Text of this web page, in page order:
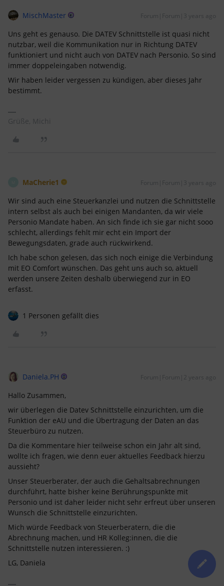
MischMaster Forum|Forum|3 years ago
Uns geht es genauso. Die DATEV Schnittstelle ist quasi nicht
nutzbar, weil die Kommunikation nur in Richtung DATEV
funktioniert und nicht auch von DATEV nach Personio. So sind
immer doppeleingaben notwendig.
Wir haben leider vergessen zu kündigen, aber dieses Jahr
bestimmt.
Grüße, Michi
MaCherie1 Forum|Forum|3 years ago
Wir sind auch eine Steuerkanzlei und nutzen die Schnittstelle
intern selbst als auch bei einigen Mandanten, da wir viele
Personio Mandate haben. An sich finde ich sie gar nicht sooo
schlecht, allerdings fehlt mir echt ein Import der
Bewegungsdaten, grade auch rückwirkend.
Ich habe schon gelesen, das sich noch einige die Verbindung
mit EO Comfort wünschen. Das geht uns auch so, aktuell
werden unsere Zeiten deshalb überwiegend zur in EO
erfasst.
1 Personen gefällt dies
Daniela.PH Forum|Forum|2 years ago
Hallo Zusammen,
wir überlegen die Datev Schnittstelle einzurichten, um die
Funktion der eAU und die Übertragung der Daten an das
Steuerbüro zu nutzen.
Da die Kommentare hier teilweise schon ein Jahr alt sind,
wollte ich fragen, wie denn euer aktuelles Feedback hierzu
aussieht?
Unser Steuerberater, der auch die Gehaltsabrechnungen
durchführt, hatte bisher keine Berührungspunkte mit
Personio und ist daher leider nicht sehr erfreut über unseren
Wunsch die Schnittstelle einzurichten.
Mich würde Feedback von Steuerberatern, die die
Abrechnung machen, und HR Kolleg:innen, die die
Schnittstelle nutzen interessieren. :)
LG, Daniela